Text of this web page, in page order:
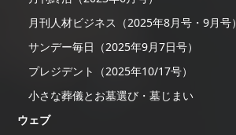
月刊人材ビジネス（2025年8月号・9月号）
サンデー毎日（2025年9月7日号）
プレジデント（2025年10/17号）
小さな葬儀とお墓選び・墓じまい
ウェブ